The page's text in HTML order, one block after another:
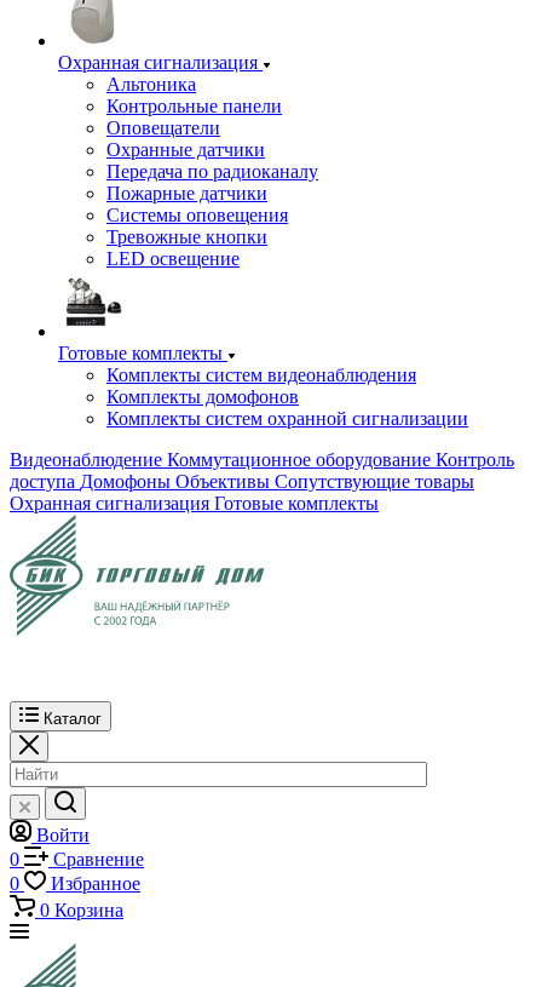
Охранная сигнализация
Альтоника
Контрольные панели
Оповещатели
Охранные датчики
Передача по радиоканалу
Пожарные датчики
Системы оповещения
Тревожные кнопки
LED освещение
Готовые комплекты
Комплекты систем видеонаблюдения
Комплекты домофонов
Комплекты систем охранной сигнализации
Видеонаблюдение Коммутационное оборудование Контроль
доступа Домофоны Объективы Сопутствующие товары
Охранная сигнализация Готовые комплекты
Каталог
Войти
0
Сравнение
0
Избранное
0 Корзина